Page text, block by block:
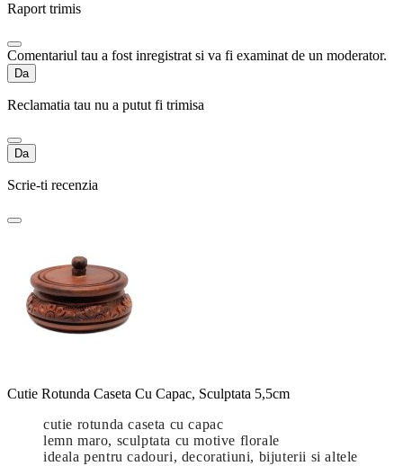
Raport trimis
Comentariul tau a fost inregistrat si va fi examinat de un moderator.
Da
Reclamatia tau nu a putut fi trimisa
Da
Scrie-ti recenzia
Cutie Rotunda Caseta Cu Capac, Sculptata 5,5cm
cutie rotunda caseta cu capac
lemn maro, sculptata cu motive florale
ideala pentru cadouri, decoratiuni, bijuterii si altele